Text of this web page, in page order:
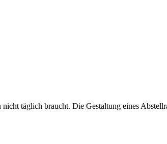
täglich braucht. Die Gestaltung eines